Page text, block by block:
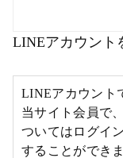
LINEアカウント
LINEアカウント
当サイト会員で
ついてはログイ
することができま